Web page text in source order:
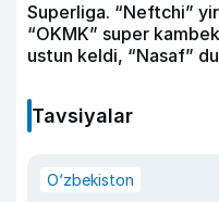
Superliga. “Neftchi”
“OKMK” super
ustun keldi, “Nasaf”
Tavsiyalar
O‘zbekiston